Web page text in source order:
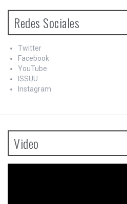
Redes Sociales
Twitter
Facebook
YouTube
ISSUU
Instagram
Video